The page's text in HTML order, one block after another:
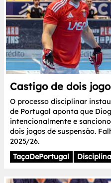
Castigo de dois
O processo disciplinar
de Portugal aponta que
intencionalmente e
dois jogos de suspensão.
2025/26.
TaçaDePortugal
Disciplina